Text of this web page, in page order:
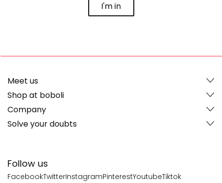
I'm in
Follow us
FacebookTwitterInstagramPinterestYoutubeTiktok
Meet us
Shop at boboli
Company
Solve your doubts